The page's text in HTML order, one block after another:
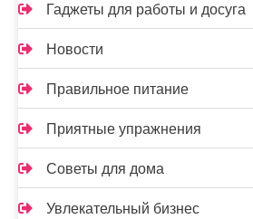
Гаджеты для работы и досуга
Новости
Правильное питание
Приятные упражнения
Советы для дома
Увлекательный бизнес